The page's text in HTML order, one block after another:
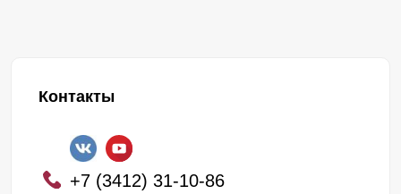
Контакты
+7 (3412) 31-10-86